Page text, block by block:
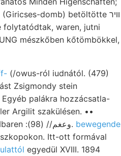
mészkőben kőtömbökkel,
(/owus-ról iudnától. (479)
Zsigmondy stein
palákra hozzácsatla-
. Sehlusse Berzéténél unmittelbaren :وعغم// (98). bewegende
Itt-ott formával
egyedül XVIII. 1894